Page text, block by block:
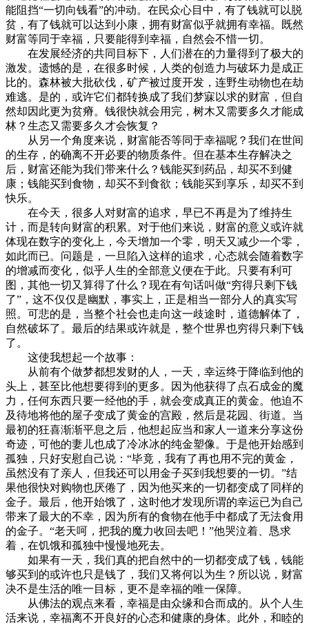
能阻挡“一切向钱看”的冲动。在民众心目中，有了钱就可以脱
贫，有了钱就可以达到小康，拥有财富似乎就拥有幸福。既然
财富等同于幸福，只要能得到幸福，自然会不惜一切。
在发展经济的共同目标下，人们潜在的力量得到了极大的
激发。遗憾的是，在很多时候，人类的创造力与破坏力是成正
比的。森林被大批砍伐，矿产被过度开发，连野生动物也在劫
难逃。是的，或许它们都转换成了我们梦寐以求的财富，但自
然却因此更为贫瘠。钱很快就会用完，树木又需要多久才能成
林？生态又需要多久才会恢复？
从另一个角度来说，财富能否等同于幸福呢？我们在世间
的生存，的确离不开必要的物质条件。但在基本生存解决之
后，财富还能为我们带来什么？钱能买到药品，却买不到健
康；钱能买到食物，却买不到食欲；钱能买到享乐，却买不到
快乐。
在今天，很多人对财富的追求，早已不再是为了维持生
计，而是转向财富的积累。对于他们来说，财富的意义或许就
体现在数字的变化上，今天增加一个零，明天又减少一个零，
如此而已。问题是，一旦陷入这样的追求，心态就会随着数字
的增减而变化，似乎人生的全部意义便在于此。只要有利可
图，其他一切又算得了什么？现在有句话叫做“穷得只剩下钱
了”，这不仅仅是幽默，事实上，正是相当一部分人的真实写
照。可悲的是，当整个社会也走向这一歧途时，道德解体了，
自然破坏了。最后的结果或许就是，整个世界也穷得只剩下钱
了。
这使我想起一个故事：
从前有个做梦都想发财的人，一天，幸运终于降临到他的
头上，甚至比他想要得到的更多。因为他获得了点石成金的魔
力，任何东西只要一经他的手，就会变成真正的黄金。他迫不
及待地将他的屋子变成了黄金的宫殿，然后是花园、街道。当
最初的狂喜渐渐平息之后，他想起应当和家人一道来分享这份
奇迹，可他的妻儿也成了冷冰冰的纯金塑像。于是他开始感到
孤独，只好安慰自己说：“毕竟，我有了再也用不完的黄金，
虽然没有了亲人，但我还可以用金子买到我想要的一切。”结
果他很快对购物也厌倦了，因为他买来的一切都变成了同样的
金子。最后，他开始饿了，这时他才发现所谓的幸运已为自己
带来了最大的不幸，因为所有的食物在他手中都成了无法食用
的金子。“老天呵，把我的魔力收回去吧！”他哭泣着、恳求
着，在饥饿和孤独中慢慢地死去。
如果有一天，我们真的把自然中的一切都变成了钱，钱能
够买到的或许也只是钱了，我们又将何以为生？所以说，财富
决不是生活的唯一目标，更不是幸福的唯一保障。
从佛法的观点来看，幸福是由众缘和合而成的。从个人生
活来说，幸福离不开良好的心态和健康的身体。此外，和睦的